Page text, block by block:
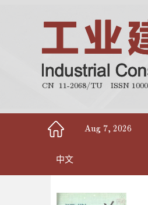
CN 11-2068/TU ISSN
Aug 7, 2026
中文